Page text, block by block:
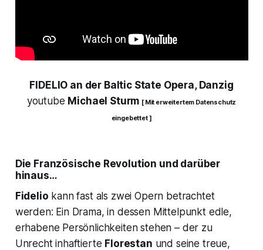
FIDELIO an der Baltic State Opera, Danzig
youtube Michael Sturm [ Mit erweitertem Datenschutz
eingebettet ]
Die Französische Revolution und darüber
hinaus…
Fidelio kann fast als zwei Opern betrachtet
werden: Ein Drama, in dessen Mittelpunkt edle,
erhabene Persönlichkeiten stehen – der zu
Unrecht inhaftierte Florestan und seine treue,